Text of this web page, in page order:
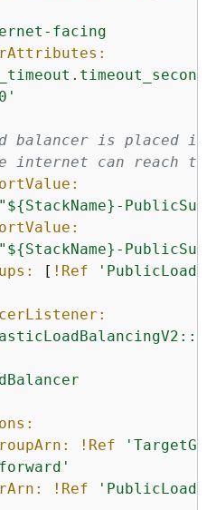
facing
balancer is placed
internet can reach
"${StackName}-
"${StackName}-
[ !Ref
!Ref
!Ref